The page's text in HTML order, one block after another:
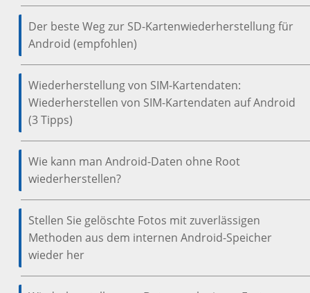
Der beste Weg zur SD-Kartenwiederherstellung für
Android (empfohlen)
Wiederherstellung von SIM-Kartendaten:
Wiederherstellen von SIM-Kartendaten auf Android
(3 Tipps)
Wie kann man Android-Daten ohne Root
wiederherstellen?
Stellen Sie gelöschte Fotos mit zuverlässigen
Methoden aus dem internen Android-Speicher
wieder her